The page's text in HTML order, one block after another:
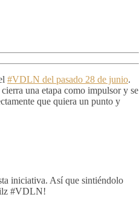
#VDLN del pasado 28 de junio.
cierra una etapa como impulsor y se
que quiera un punto y
iniciativa. Así que sintiéndolo
#VDLN!